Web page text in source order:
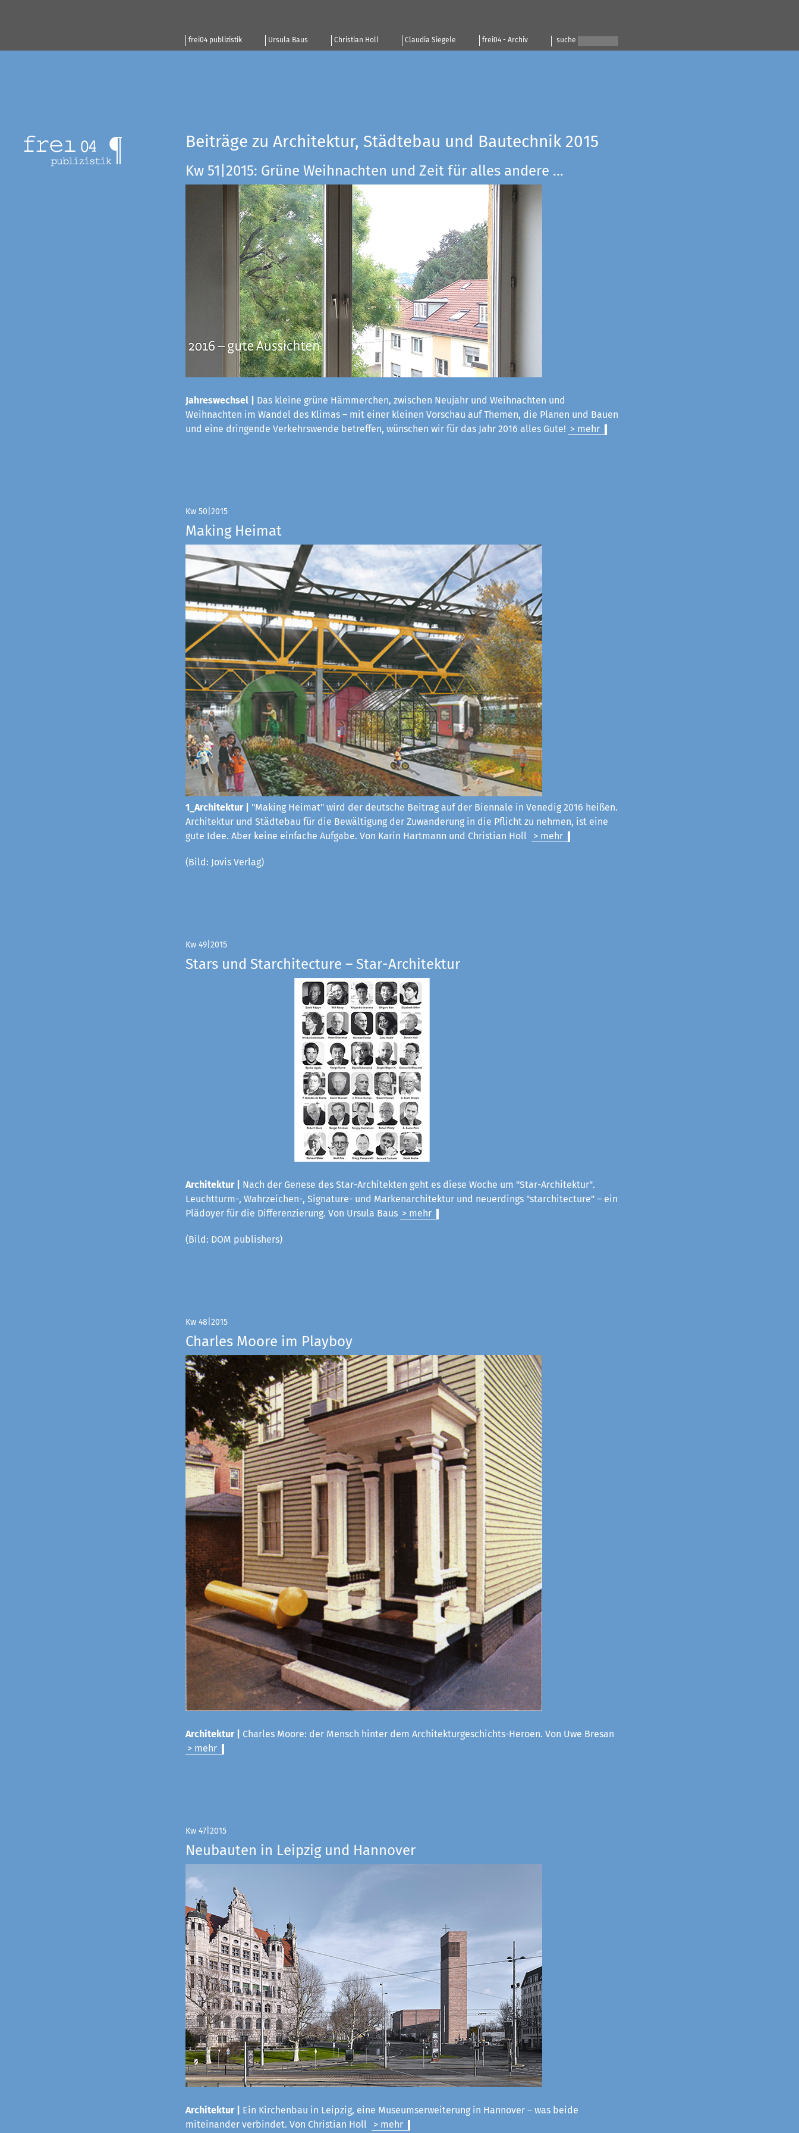
frei04 publizistik Ursula Baus Christian Holl Claudia Siegele frei04 - Archiv suche
Beiträge zu Architektur, Städtebau und Bautechnik 2015
Kw 51|2015: Grüne Weihnachten und Zeit für alles andere ...
Jahreswechsel |
Das kleine grüne Hämmerchen, zwischen Neujahr und Weihnachten und
Weihnachten im Wandel des Klimas – mit einer kleinen Vorschau auf Themen, die Planen und Bauen
und eine dringende Verkehrswende betreffen, wünschen wir für das Jahr 2016 alles Gute! > mehr
Kw 50|2015
Making Heimat
1_Architektur |
"Making Heimat" wird der deutsche Beitrag auf der Biennale in Venedig 2016 heißen.
Architektur und Städtebau für die Bewältigung der Zuwanderung in die Pflicht zu nehmen, ist eine
gute Idee. Aber keine einfache Aufgabe. Von Karin Hartmann und Christian Holl
> mehr
(Bild: Jovis Verlag)
Kw 49|2015
Stars und Starchitecture – Star-Architektur
Architektur |
Nach der Genese des Star-Architekten geht es diese Woche um "Star-Architektur".
Leuchtturm-, Wahrzeichen-, Signature- und Markenarchitektur und neuerdings "starchitecture" – ein
Plädoyer für die Differenzierung. Von Ursula Baus > mehr
(Bild: DOM publishers)
Kw 48|2015
Charles Moore im Playboy
Architektur | Charles Moore: der Mensch hinter dem Architekturgeschichts-Heroen. Von Uwe Bresan
> mehr
Kw 47|2015
Neubauten in Leipzig und Hannover
Architektur |
Ein Kirchenbau in Leipzig, eine Museumserweiterung in Hannover – was beide
miteinander verbindet. Von Christian Holl
> mehr